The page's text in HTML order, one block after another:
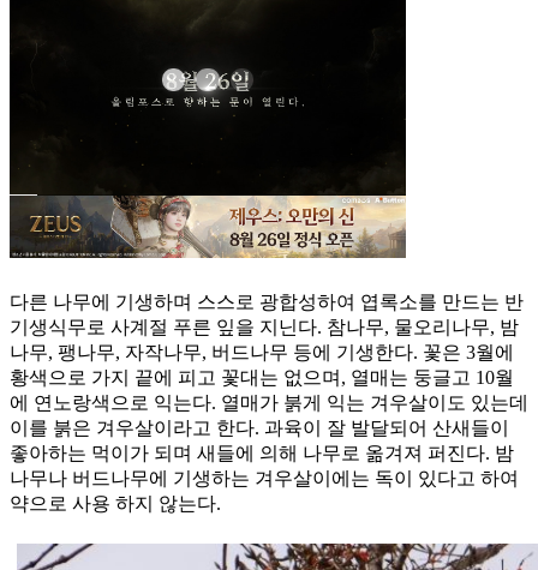
다른 나무에 기생하며 스스로 광합성하여 엽록소를 만드는 반
기생식무로 사계절 푸른 잎을 지닌다. 참나무, 물오리나무, 밤
나무, 팽나무, 자작나무, 버드나무 등에 기생한다. 꽃은 3월에
황색으로 가지 끝에 피고 꽃대는 없으며, 열매는 둥글고 10월
에 연노랑색으로 익는다. 열매가 붉게 익는 겨우살이도 있는데
이를 붉은 겨우살이라고 한다. 과육이 잘 발달되어 산새들이
좋아하는 먹이가 되며 새들에 의해 나무로 옮겨져 퍼진다. 밤
나무나 버드나무에 기생하는 겨우살이에는 독이 있다고 하여
약으로 사용 하지 않는다.